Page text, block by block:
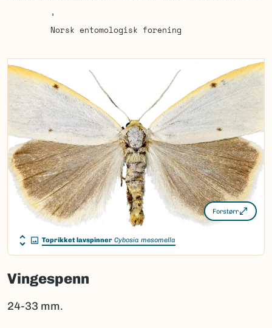
Norsk entomologisk forening
Forstørr
Toprikket lavspinner Cybosia mesomella
Vingespenn
24-33 mm.